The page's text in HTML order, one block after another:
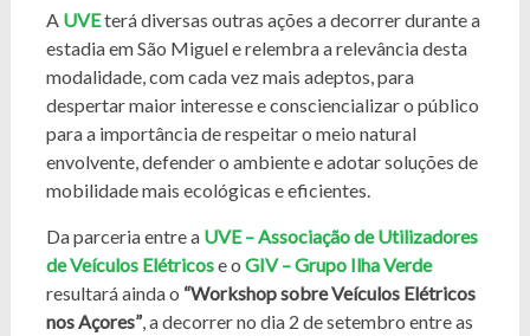
A UVEterá diversas outras ações a decorrer durante a
estadia em São Miguel e relembra a relevância desta
modalidade, com cada vez mais adeptos, para
despertar maior interesse e consciencializar o público
para a importância de respeitar o meio natural
envolvente, defender o ambiente e adotar soluções de
mobilidade mais ecológicas e eficientes.
Da parceria entre a UVE – Associação de Utilizadores
de Veículos Elétricose o GIV – Grupo Ilha Verde
resultará ainda o “Workshop sobre Veículos Elétricos
nos Açores”, a decorrer no dia 2 de setembro entre as